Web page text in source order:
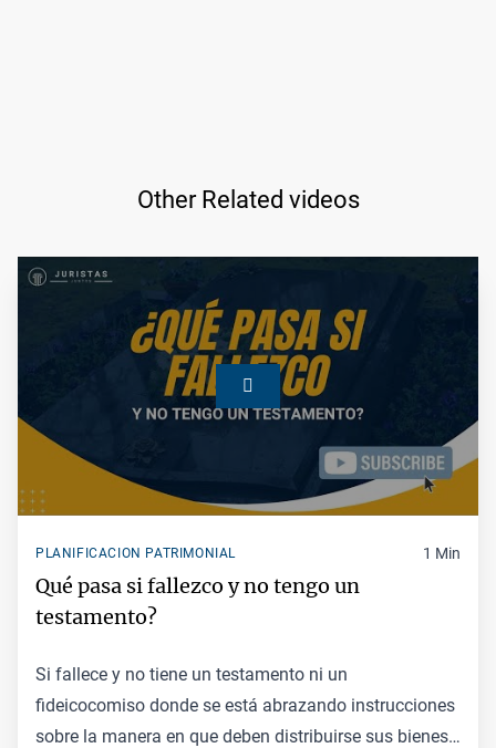
Other Related videos
PLANIFICACION PATRIMONIAL 1 Min
Qué pasa si fallezco y no tengo un
testamento?
Si fallece y no tiene un testamento ni un
fideicocomiso donde se está abrazando instrucciones
sobre la manera en que deben distribuirse sus bienes